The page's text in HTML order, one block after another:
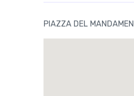
PIAZZA DEL